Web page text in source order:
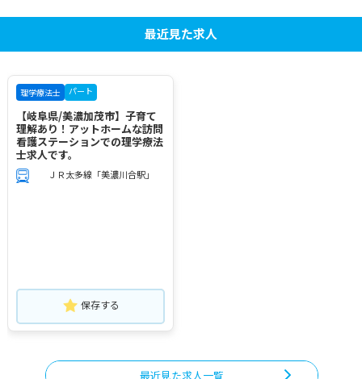
最近見た求人
理学療法士 パート
【岐阜県/美濃加茂市】子育て
理解あり！アットホームな訪問
看護ステーションでの理学療法
士求人です。
ＪＲ太多線「美濃川合駅」
保存する
最近見た求人一覧